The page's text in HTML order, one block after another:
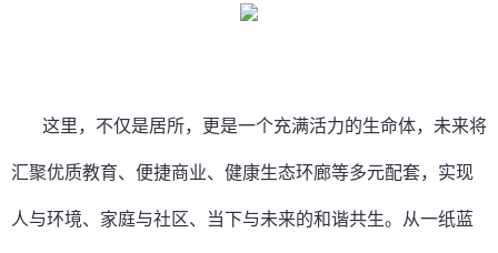
这里，不仅是居所，更是一个充满活力的生命体，未来将
汇聚优质教育、便捷商业、健康生态环廊等多元配套，实现
人与环境、家庭与社区、当下与未来的和谐共生。从一纸蓝